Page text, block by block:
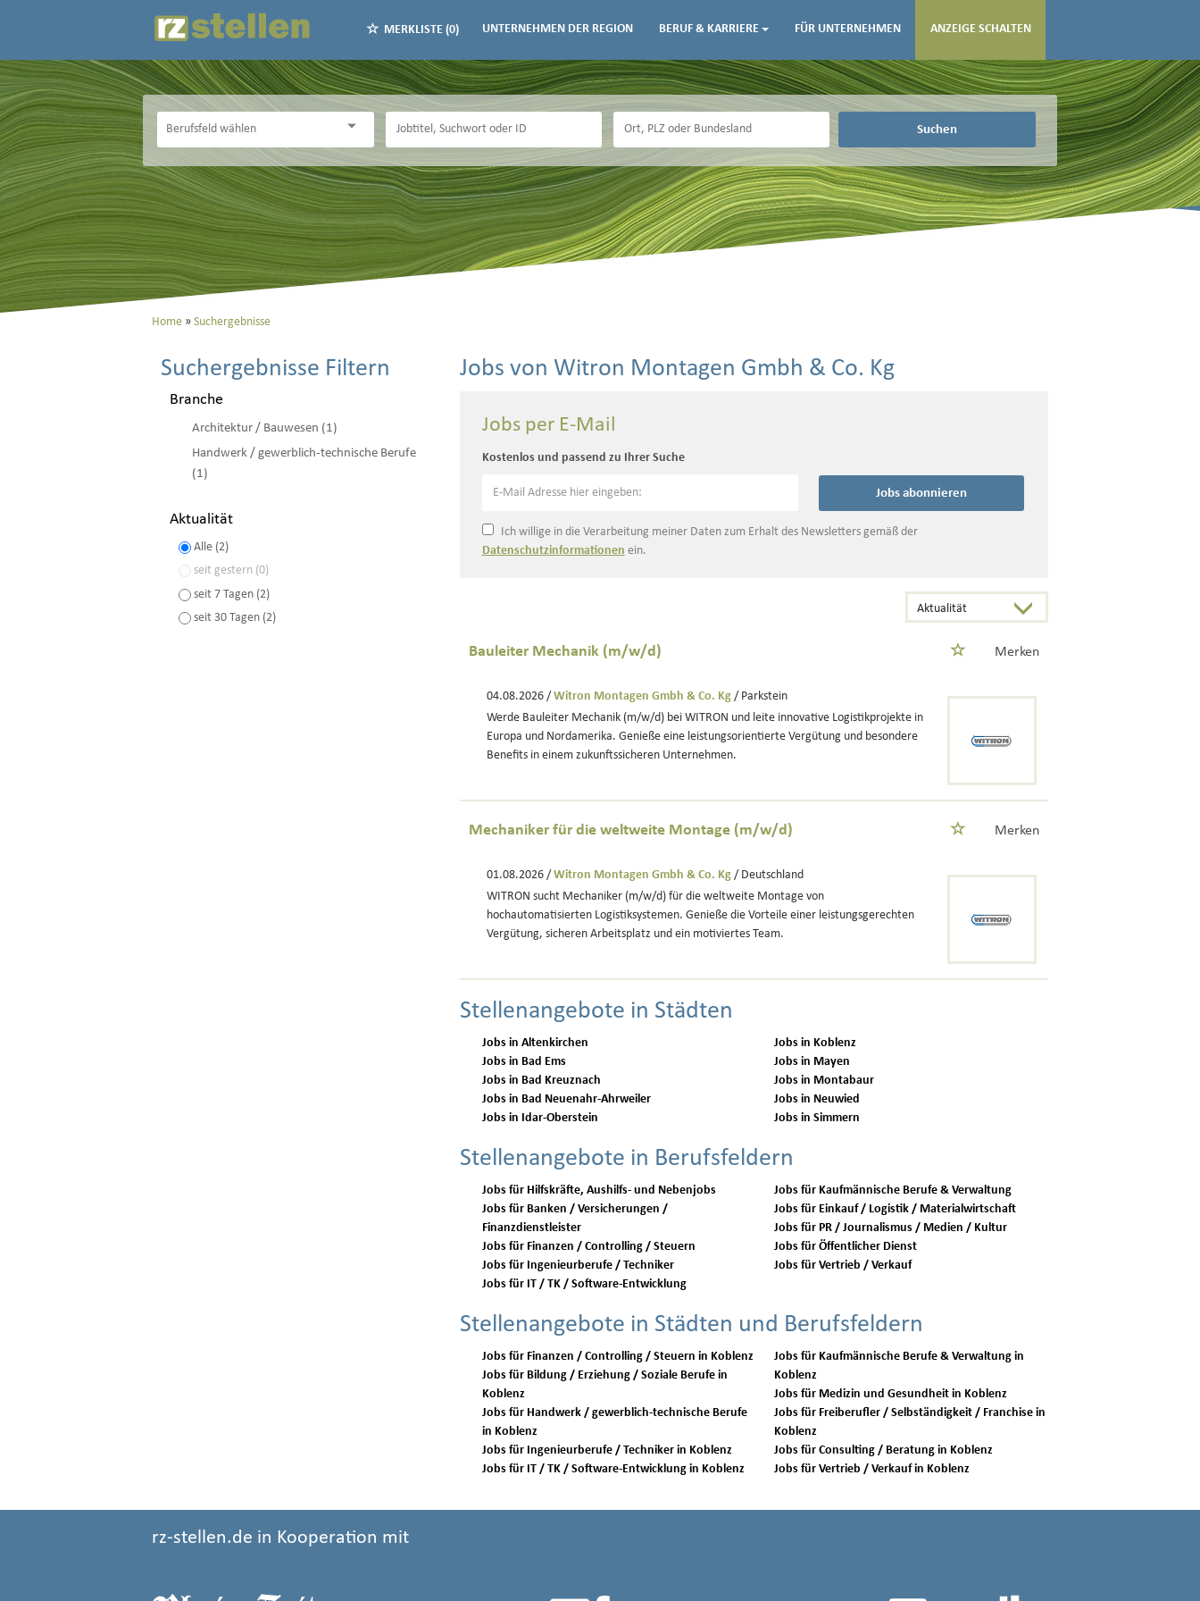
MERKLISTE (0) UNTERNEHMEN DER REGION BERUF & KARRIERE FÜR UNTERNEHMEN ANZEIGE SCHALTEN
Suchen
Home Suchergebnisse
Suchergebnisse Filtern
Branche
Architektur / Bauwesen (1)
Handwerk / gewerblich-technische Berufe
(1)
Aktualität
Alle (2)
seit gestern (0)
seit 7 Tagen (2)
seit 30 Tagen (2)
Jobs von Witron Montagen Gmbh & Co. Kg
Jobs per E-Mail
Kostenlos und passend zu Ihrer Suche
Jobs abonnieren
Ich willige in die Verarbeitung meiner Daten zum Erhalt des Newsletters gemäß der
Datenschutzinformationen ein.
Bauleiter Mechanik (m/w/d) Merken
04.08.2026 / Witron Montagen Gmbh & Co. Kg / Parkstein
Werde Bauleiter Mechanik (m/w/d) bei WITRON und leite innovative Logistikprojekte in
Europa und Nordamerika. Genieße eine leistungsorientierte Vergütung und besondere
Benefits in einem zukunftssicheren Unternehmen.
Mechaniker für die weltweite Montage (m/w/d) Merken
01.08.2026 / Witron Montagen Gmbh & Co. Kg / Deutschland
WITRON sucht Mechaniker (m/w/d) für die weltweite Montage von
hochautomatisierten Logistiksystemen. Genieße die Vorteile einer leistungsgerechten
Vergütung, sicheren Arbeitsplatz und ein motiviertes Team.
Stellenangebote in Städten
Jobs in Altenkirchen
Jobs in Bad Ems
Jobs in Bad Kreuznach
Jobs in Bad Neuenahr-Ahrweiler
Jobs in Idar-Oberstein
Jobs in Koblenz
Jobs in Mayen
Jobs in Montabaur
Jobs in Neuwied
Jobs in Simmern
Stellenangebote in Berufsfeldern
Jobs für Hilfskräfte, Aushilfs- und Nebenjobs
Jobs für Banken / Versicherungen /
Finanzdienstleister
Jobs für Finanzen / Controlling / Steuern
Jobs für Ingenieurberufe / Techniker
Jobs für IT / TK / Software-Entwicklung
Jobs für Kaufmännische Berufe & Verwaltung
Jobs für Einkauf / Logistik / Materialwirtschaft
Jobs für PR / Journalismus / Medien / Kultur
Jobs für Öffentlicher Dienst
Jobs für Vertrieb / Verkauf
Stellenangebote in Städten und Berufsfeldern
Jobs für Finanzen / Controlling / Steuern in Koblenz
Jobs für Bildung / Erziehung / Soziale Berufe in
Koblenz
Jobs für Handwerk / gewerblich-technische Berufe
in Koblenz
Jobs für Ingenieurberufe / Techniker in Koblenz
Jobs für IT / TK / Software-Entwicklung in Koblenz
Jobs für Kaufmännische Berufe & Verwaltung in
Koblenz
Jobs für Medizin und Gesundheit in Koblenz
Jobs für Freiberufler / Selbständigkeit / Franchise in
Koblenz
Jobs für Consulting / Beratung in Koblenz
Jobs für Vertrieb / Verkauf in Koblenz
rz-stellen.de in Kooperation mit